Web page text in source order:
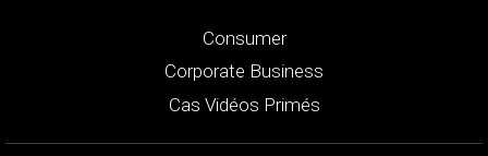
Consumer
Corporate Business
Cas Vidéos Primés